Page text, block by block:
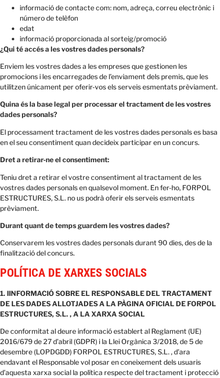
informació de contacte com: nom, adreça, correu electrònic i
número de telèfon
edat
informació proporcionada al sorteig/promoció
¿Qui té accés a les vostres dades personals?
Enviem les vostres dades a les empreses que gestionen les
promocions i les encarregades de l’enviament dels premis, que les
utilitzen únicament per oferir-vos els serveis esmentats prèviament.
Quina és la base legal per processar el tractament de les vostres
dades personals?
El processament tractament de les vostres dades personals es basa
en el seu consentiment quan decideix participar en un concurs.
Dret a retirar-ne el consentiment:
Teniu dret a retirar el vostre consentiment al tractament de les
vostres dades personals en qualsevol moment. En fer-ho, FORPOL
ESTRUCTURES, S.L. no us podrà oferir els serveis esmentats
prèviament.
Durant quant de temps guardem les vostres dades?
Conservarem les vostres dades personals durant 90 dies, des de la
finalització del concurs.
POLÍTICA DE XARXES SOCIALS
1. IINFORMACIÓ SOBRE EL RESPONSABLE DEL TRACTAMENT
DE LES DADES ALLOTJADES A LA PÀGINA OFICIAL DE FORPOL
ESTRUCTURES, S.L. , A LA XARXA SOCIAL
De conformitat al deure informació establert al Reglament (UE)
2016/679 de 27 d’abril (GDPR) i la Llei Orgànica 3/2018, de 5 de
desembre (LOPDGDD) FORPOL ESTRUCTURES, S.L. , d’ara
endavant el Responsable vol posar en coneixement dels usuaris
d’aquesta xarxa social la política respecte del tractament i protecció